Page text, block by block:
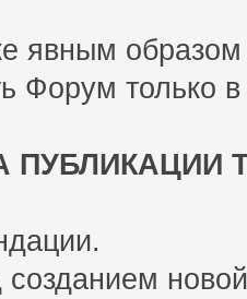
явным образом
Форум только